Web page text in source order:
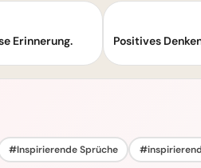
Erinnerung.
#Inspirierende Sprüche